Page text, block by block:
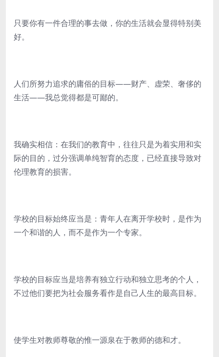
只要你有一件合理的事去做，你的生活就会显得特别美
好。
人们所努力追求的庸俗的目标——财产、虚荣、奢侈的
生活——我总觉得都是可鄙的。
我确实相信：在我们的教育中，往往只是为着实用和实
际的目的，过分强调单纯智育的态度，已经直接导致对
伦理教育的损害。
学校的目标始终应当是：青年人在离开学校时，是作为
一个和谐的人，而不是作为一个专家。
学校的目标应当是培养有独立行动和独立思考的个人，
不过他们要把为社会服务看作是自己人生的最高目标。
使学生对教师尊敬的惟一源泉在于教师的德和才。